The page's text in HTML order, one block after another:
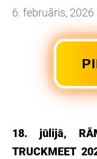
6. februāris, 2026
18. jūlijā,
TRUCKMEET